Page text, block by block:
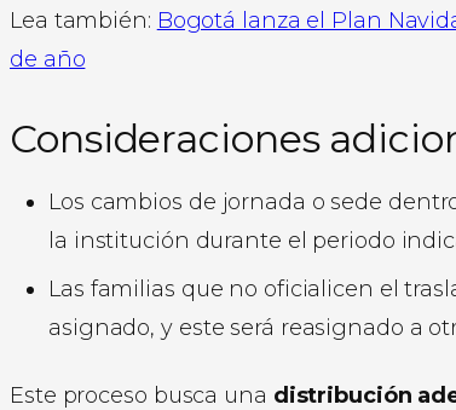
Lea también: Bogotá lanza el Plan
de año
Consideraciones
Los cambios de jornada o sede
la institución durante el periodo
Las familias que no oficialicen el
asignado, y este será reasignado a
Este proceso busca una distribución